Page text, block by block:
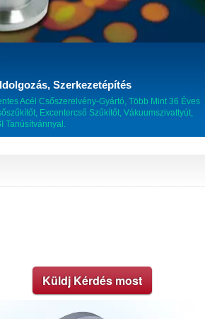
Szerkezetépítés
Acél Csőszerelvény-Gyártó, Több Mint 36 Éves
Excentercső Szűkítőt, Vákuumszivattyút,
Tanúsítvánnyal.
Küldj Kérdés most